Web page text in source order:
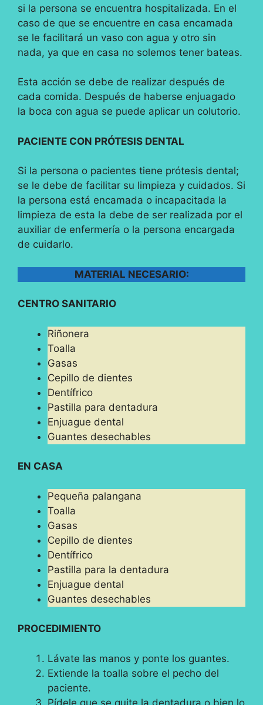
si la persona se encuentra hospitalizada. En el
caso de que se encuentre en casa encamada
se le facilitará un vaso con agua y otro sin
nada, ya que en casa no solemos tener bateas.
Esta acción se debe de realizar después de
cada comida. Después de haberse enjuagado
la boca con agua se puede aplicar un colutorio.
PACIENTE CON PRÓTESIS DENTAL
Si la persona o pacientes tiene prótesis dental;
se le debe de facilitar su limpieza y cuidados. Si
la persona está encamada o incapacitada la
limpieza de esta la debe de ser realizada por el
auxiliar de enfermería o la persona encargada
de cuidarlo.
MATERIAL NECESARIO:
CENTRO SANITARIO
Riñonera
Toalla
Gasas
Cepillo de dientes
Dentífrico
Pastilla para dentadura
Enjuague dental
Guantes desechables
EN CASA
Pequeña palangana
Toalla
Gasas
Cepillo de dientes
Dentífrico
Pastilla para la dentadura
Enjuague dental
Guantes desechables
PROCEDIMIENTO
Lávate las manos y ponte los guantes.
Extiende la toalla sobre el pecho del
paciente.
Pídele que se quite la dentadura o bien lo